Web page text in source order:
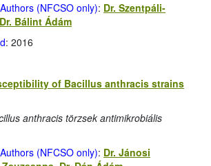
(NFCSO only): Dr. Szentpáli-
Dr. Bálint Ádám
: 2016
of Bacillus anthracis strains
anthracis törzsek antimikrobiális
(NFCSO only): Dr. Jánosi